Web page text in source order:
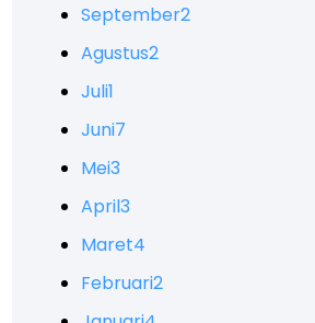
September2
Agustus2
Juli1
Juni7
Mei3
April3
Maret4
Februari2